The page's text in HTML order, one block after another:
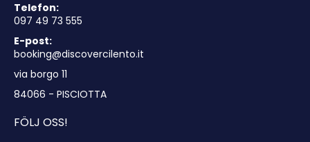
Telefon:
097 49 73 555
E-post:
booking@discovercilento.it
via borgo 11
84066 - PISCIOTTA
FÖLJ OSS!